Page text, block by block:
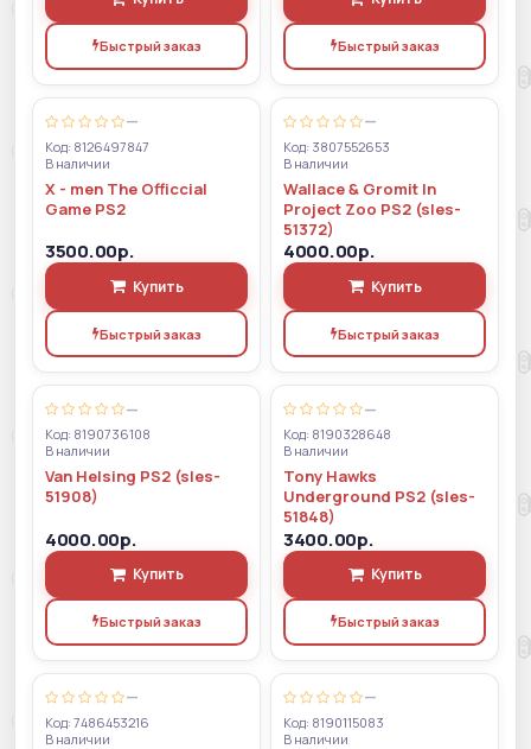
Быстрый заказ Быстрый заказ
—
Код: 8126497847
В наличии
X - men The Officcial
Game PS2
3500.00р.
Купить
Быстрый заказ
—
Код: 3807552653
В наличии
Wallace & Gromit In
Project Zoo PS2 (sles-
51372)
4000.00р.
Купить
Быстрый заказ
—
Код: 8190736108
В наличии
Van Helsing PS2 (sles-
51908)
4000.00р.
Купить
Быстрый заказ
—
Код: 8190328648
В наличии
Tony Hawks
Underground PS2 (sles-
51848)
3400.00р.
Купить
Быстрый заказ
—
Код: 7486453216
В наличии
—
Код: 8190115083
В наличии